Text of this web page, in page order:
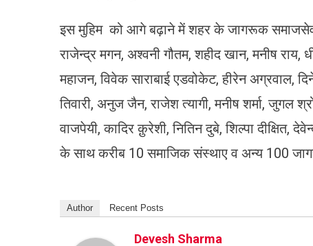
इस मुहिम को आगे बढ़ाने में शहर के जागरूक
राजेन्द्र मगन, अश्वनी गौतम, शहीद खान, मनीष राय,
महाजन, विवेक साराबाई एडवोकेट, हीरेन अग्रवाल,
तिवारी, अनुज जैन, राजेश त्यागी, मनीष शर्मा, जुगल
वाजपेयी, कादिर क़ुरेशी, नितिन दुबे, शिल्पा दीक्षित,
के साथ करीब 10 समाजिक संस्थाए व अन्य 100
Author Recent Posts
Devesh Sharma